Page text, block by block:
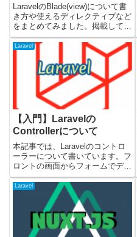
LaravelのBlade(view)について書
き方や使えるディレクティブなど
をまとめてみました。掲載してい
るコードについては、Laravel11
で検証しています。Laravelの
View(ビュー)とは？Viewは実際に
表示する画面になりま...
Laravel
【入門】Laravelの
Controllerについて
本記事では、Laravelのコントロ
ーラーについて書いています。フ
ロントの画面からフォームでデー
タが送信されたときにLaravelで
はコントローラーでPOSTやGET
のリクエストを受け取って、デー
タの保存やリストの取得など、な
んらかの処理を...
Laravel